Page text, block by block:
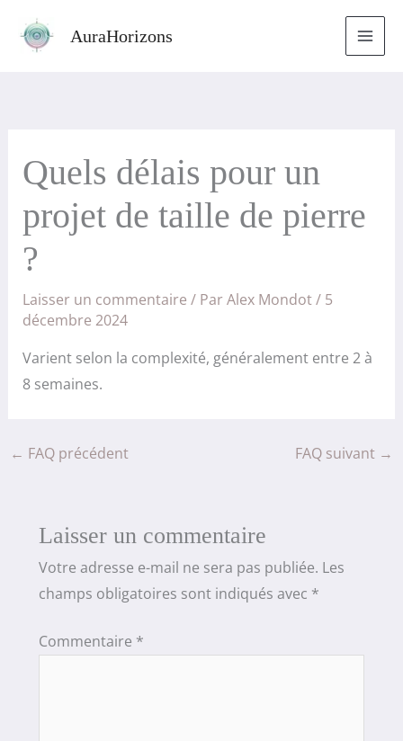
AuraHorizons
Quels délais pour un
projet de taille de pierre
?
Laisser un commentaire / ParAlex Mondot/ 5
décembre 2024
Varient selon la complexité, généralement entre 2 à
8 semaines.
← FAQ précédent FAQ suivant →
Laisser un commentaire
Votre adresse e-mail ne sera pas publiée. Les
champs obligatoires sont indiqués avec *
Commentaire *